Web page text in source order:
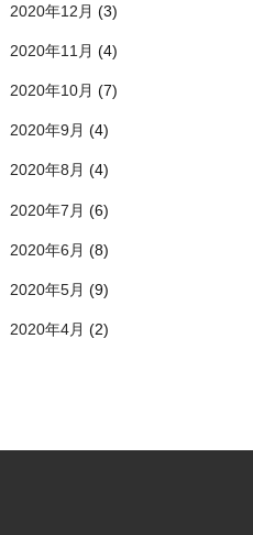
2020年12月 (3)
2020年11月 (4)
2020年10月 (7)
2020年9月 (4)
2020年8月 (4)
2020年7月 (6)
2020年6月 (8)
2020年5月 (9)
2020年4月 (2)